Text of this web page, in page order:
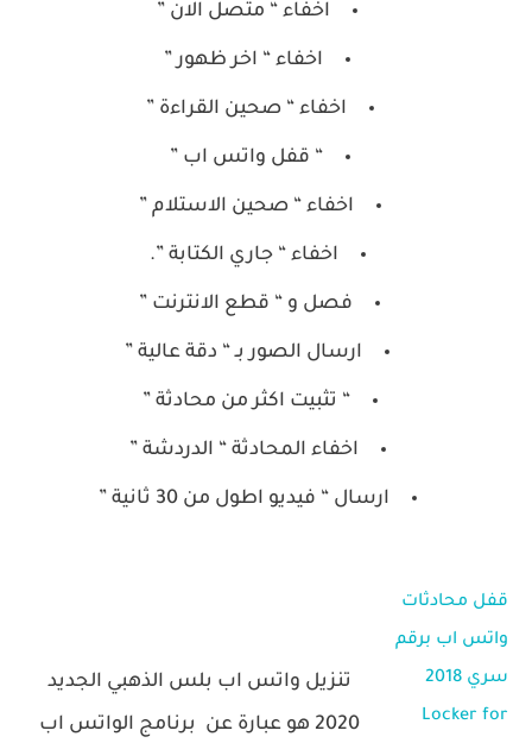
اخفاء “ متصل الان ”
اخفاء “ اخر ظهور ”
اخفاء “ صحين القراءة ”
“ قفل واتس اب ”
اخفاء “ صحين الاستلام ”
اخفاء “ جاري الكتابة ”.
فصل و “ قطع الانترنت ”
ارسال الصور بـ “ دقة عالية ”
“ تثبيت اكثر من محادثة ”
اخفاء المحادثة “ الدردشة ”
ارسال “ فيديو اطول من 30 ثانية ”
قفل محادثات
واتس اب برقم
سري 2018
Locker for
تنزيل واتس اب بلس الذهبي الجديد
2020 هو عبارة عن برنامج الواتس اب